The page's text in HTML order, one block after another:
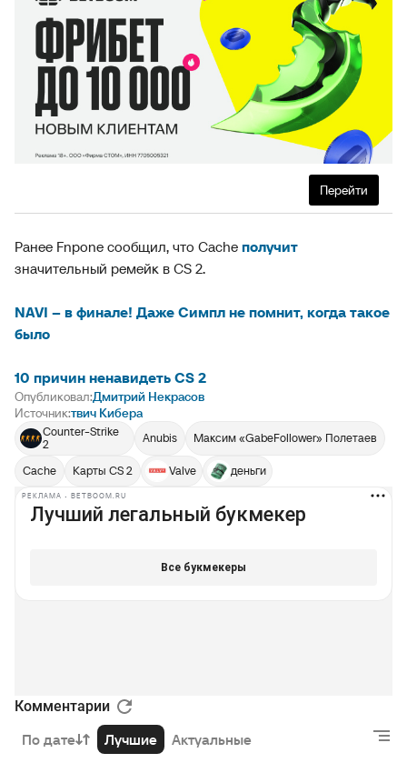
Перейти
Ранее Fnpone сообщил, что Cache получит
значительный ремейк в CS 2.
NAVI – в финале! Даже Симпл не помнит, когда такое
было
10 причин ненавидеть CS 2
Опубликовал:Дмитрий Некрасов
Источник:твич Кибера
Counter-Strike
2
Anubis Максим «GabeFollower» Полетаев
Cache Карты CS 2 Valve деньги
РЕКЛАМА • BETBOOM.RU
Комментарии
По дате Лучшие Актуальные